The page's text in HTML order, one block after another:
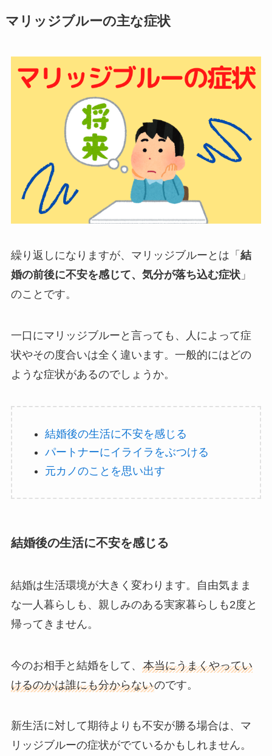
マリッジブルーの主な症状
繰り返しになりますが、マリッジブルーとは「 結
婚の前後に不安を感じて、気分が落ち込む症状」
のことです。
一口にマリッジブルーと言っても、人によって症
状やその度合いは全く違います。一般的にはどの
ような症状があるのでしょうか。
結婚後の生活に不安を感じる
パートナーにイライラをぶつける
元カノのことを思い出す
結婚後の生活に不安を感じる
結婚は生活環境が大きく変わります。自由気まま
な一人暮らしも、親しみのある実家暮らしも2度と
帰ってきません。
今のお相手と結婚をして、 本当にうまくやってい
けるのかは誰にも分からないのです。
新生活に対して期待よりも不安が勝る場合は、マ
リッジブルーの症状がでているかもしれません。